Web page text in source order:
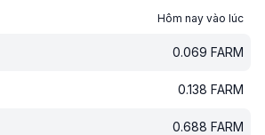
Hôm nay vào lúc
0.069 FARM
0.138 FARM
0.688 FARM